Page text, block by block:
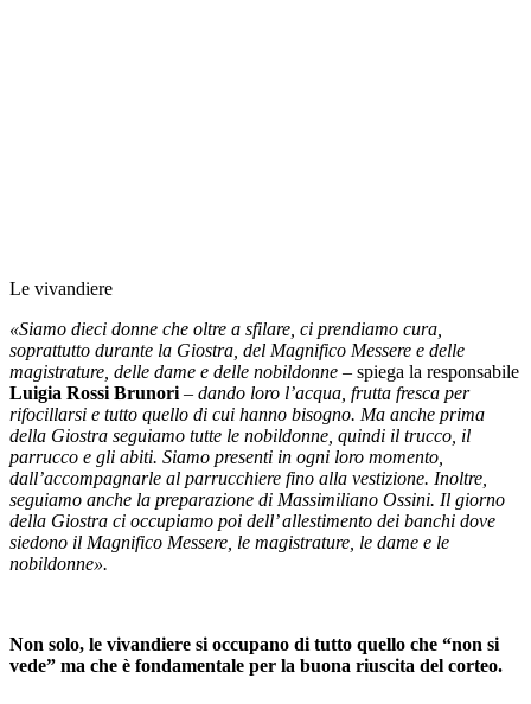
Le vivandiere
«Siamo dieci donne che oltre a sfilare, ci prendiamo cura,
soprattutto durante la Giostra, del Magnifico Messere e delle
magistrature, delle dame e delle nobildonne – spiega la responsabile
Luigia Rossi Brunori – dando loro l’acqua, frutta fresca per
rifocillarsi e tutto quello di cui hanno bisogno. Ma anche prima
della Giostra seguiamo tutte le nobildonne, quindi il trucco, il
parrucco e gli abiti. Siamo presenti in ogni loro momento,
dall’accompagnarle al parrucchiere fino alla vestizione. Inoltre,
seguiamo anche la preparazione di Massimiliano Ossini. Il giorno
della Giostra ci occupiamo poi dell’ allestimento dei banchi dove
siedono il Magnifico Messere, le magistrature, le dame e le
nobildonne».
Non solo, le vivandiere si occupano di tutto quello che “non si
vede” ma che è fondamentale per la buona riuscita del corteo.